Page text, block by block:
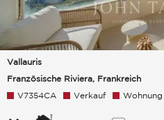
Vallauris
Französische Riviera, Frankreich
V7354CA Verkauf Wohnung